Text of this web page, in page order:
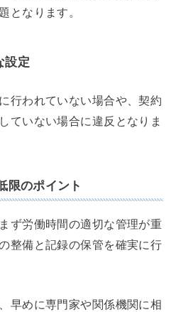
となります。
設定
行われていない場合や、契約
ていない場合に違反となりま
限のポイント
ず労働時間の適切な管理が重
整備と記録の保管を確実に行
早めに専門家や関係機関に相